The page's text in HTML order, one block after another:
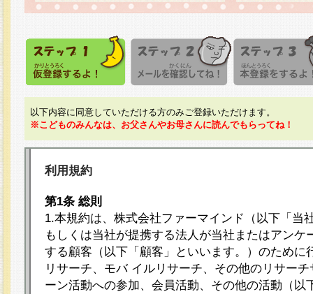
以下内容に同意していただける方のみご登録いただけます。
※こどものみんなは、お父さんやお母さんに読んでもらってね！
利用規約
第1条 総則
1.本規約は、株式会社ファーマインド（以下「当
もしくは当社が提携する法人が当社またはアンケ
する顧客（以下「顧客」といいます。）のために
リサーチ、モバ イルリサーチ、その他のリサー
ーン活動への参加、会員活動、その他の活動（以